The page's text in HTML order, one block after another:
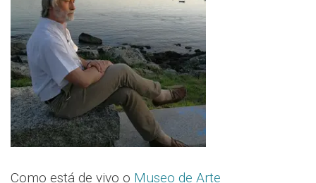
Como está de vivo o Museo de Arte